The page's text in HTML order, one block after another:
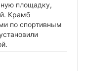
площадку,
Крамб
по спортивным